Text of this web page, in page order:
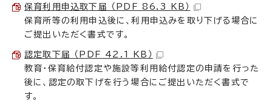
保育利用申込取下届 （PDF 86.3 KB）
保育所等の利用申込後に、利用申込みを取り下げる場合に
ご提出いただく書式です。
認定取下届 （PDF 42.1 KB）
教育・保育給付認定や施設等利用給付認定の申請を行った
後に、認定の取下げを行う場合にご提出いただく書式で
す。